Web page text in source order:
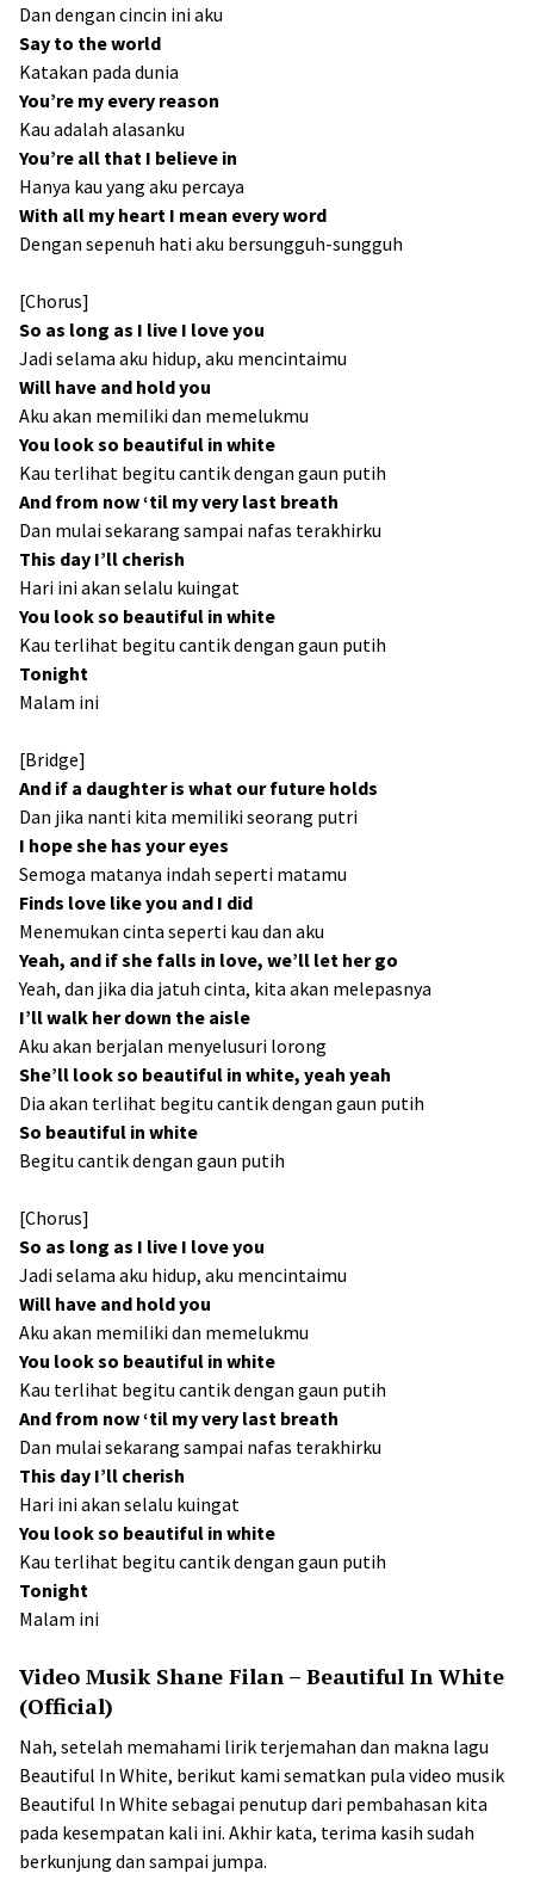
Dan dengan cincin ini aku
Say to the world
Katakan pada dunia
You’re my every reason
Kau adalah alasanku
You’re all that I believe in
Hanya kau yang aku percaya
With all my heart I mean every word
Dengan sepenuh hati aku bersungguh-sungguh
[Chorus]
So as long as I live I love you
Jadi selama aku hidup, aku mencintaimu
Will have and hold you
Aku akan memiliki dan memelukmu
You look so beautiful in white
Kau terlihat begitu cantik dengan gaun putih
And from now ‘til my very last breath
Dan mulai sekarang sampai nafas terakhirku
This day I’ll cherish
Hari ini akan selalu kuingat
You look so beautiful in white
Kau terlihat begitu cantik dengan gaun putih
Tonight
Malam ini
[Bridge]
And if a daughter is what our future holds
Dan jika nanti kita memiliki seorang putri
I hope she has your eyes
Semoga matanya indah seperti matamu
Finds love like you and I did
Menemukan cinta seperti kau dan aku
Yeah, and if she falls in love, we’ll let her go
Yeah, dan jika dia jatuh cinta, kita akan melepasnya
I’ll walk her down the aisle
Aku akan berjalan menyelusuri lorong
She’ll look so beautiful in white, yeah yeah
Dia akan terlihat begitu cantik dengan gaun putih
So beautiful in white
Begitu cantik dengan gaun putih
[Chorus]
So as long as I live I love you
Jadi selama aku hidup, aku mencintaimu
Will have and hold you
Aku akan memiliki dan memelukmu
You look so beautiful in white
Kau terlihat begitu cantik dengan gaun putih
And from now ‘til my very last breath
Dan mulai sekarang sampai nafas terakhirku
This day I’ll cherish
Hari ini akan selalu kuingat
You look so beautiful in white
Kau terlihat begitu cantik dengan gaun putih
Tonight
Malam ini
Video Musik Shane Filan – Beautiful In White
(Official)
Nah, setelah memahami lirik terjemahan dan makna lagu
Beautiful In White, berikut kami sematkan pula video musik
Beautiful In White sebagai penutup dari pembahasan kita
pada kesempatan kali ini. Akhir kata, terima kasih sudah
berkunjung dan sampai jumpa.